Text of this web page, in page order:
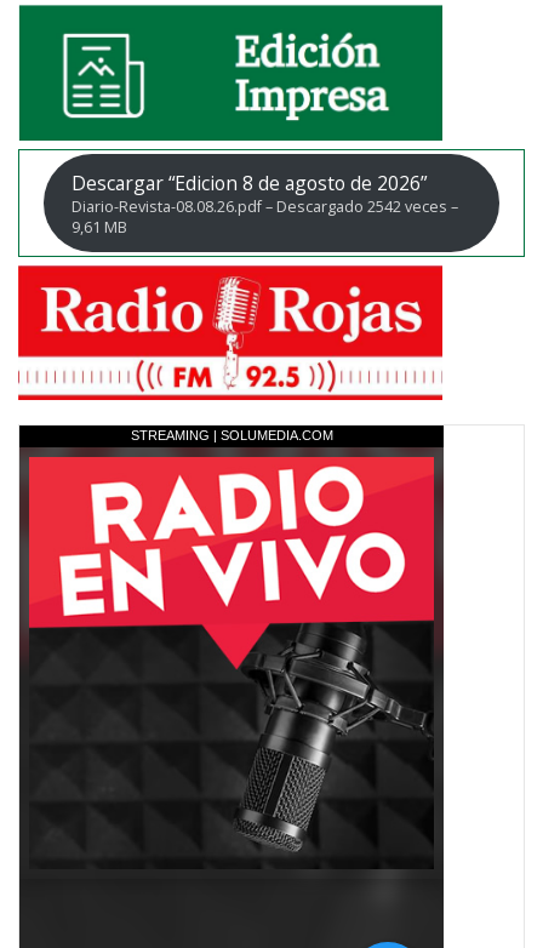
Descargar “Edicion 8 de agosto de 2026”
Diario-Revista-08.08.26.pdf – Descargado 2542 veces –
9,61 MB